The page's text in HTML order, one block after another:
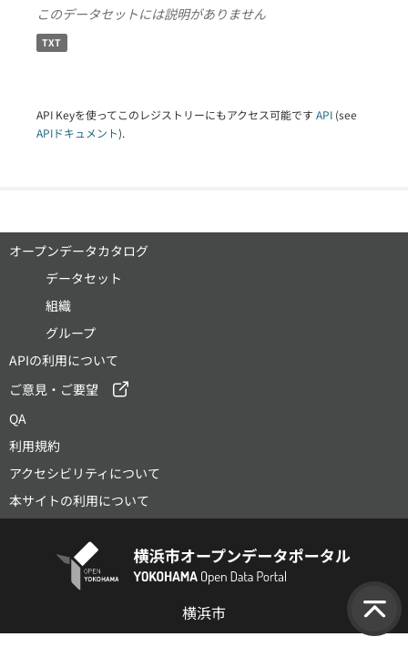
このデータセットには説明がありません
TXT
API Keyを使ってこのレジストリーにもアクセス可能です API (see
APIドキュメント).
オープンデータカタログ
データセット
組織
グループ
APIの利用について
ご意見・ご要望
QA
利用規約
アクセシビリティについて
本サイトの利用について
横浜市